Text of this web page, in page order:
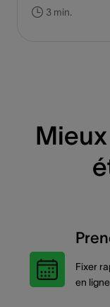
3 min.
Fixer
en